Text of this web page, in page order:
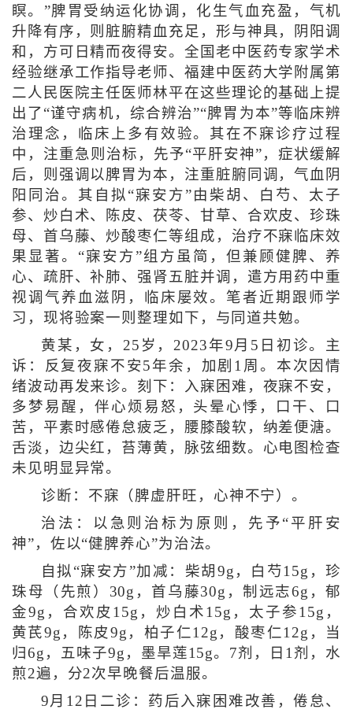
瞑。”脾胃受纳运化协调，化生气血充盈，气机
升降有序，则脏腑精血充足，形与神具，阴阳调
和，方可日精而夜得安。全国老中医药专家学术
经验继承工作指导老师、福建中医药大学附属第
二人民医院主任医师林平在这些理论的基础上提
出了“谨守病机，综合辨治”“脾胃为本”等临床辨
治理念，临床上多有效验。其在不寐诊疗过程
中，注重急则治标，先予“平肝安神”，症状缓解
后，则强调以脾胃为本，注重脏腑同调，气血阴
阳同治。其自拟“寐安方”由柴胡、白芍、太子
参、炒白术、陈皮、茯苓、甘草、合欢皮、珍珠
母、首乌藤、炒酸枣仁等组成，治疗不寐临床效
果显著。“寐安方”组方虽简，但兼顾健脾、养
心、疏肝、补肺、强肾五脏并调，遣方用药中重
视调气养血滋阴，临床屡效。笔者近期跟师学
习，现将验案一则整理如下，与同道共勉。
黄某，女，25岁，2023年9月5日初诊。主
诉：反复夜寐不安5年余，加剧1周。本次因情
绪波动再发来诊。刻下：入寐困难，夜寐不安，
多梦易醒，伴心烦易怒，头晕心悸，口干、口
苦，平素时感倦怠疲乏，腰膝酸软，纳差便溏。
舌淡，边尖红，苔薄黄，脉弦细数。心电图检查
未见明显异常。
诊断：不寐（脾虚肝旺，心神不宁）。
治法：以急则治标为原则，先予“平肝安
神”，佐以“健脾养心”为治法。
自拟“寐安方”加减：柴胡9g，白芍15g，珍
珠母（先煎）30g，首乌藤30g，制远志6g，郁
金9g，合欢皮15g，炒白术15g，太子参15g，
黄芪9g，陈皮9g，柏子仁12g，酸枣仁12g，当
归6g，五味子9g，墨旱莲15g。7剂，日1剂，水
煎2遍，分2次早晚餐后温服。
9月12日二诊：药后入寐困难改善，倦怠、